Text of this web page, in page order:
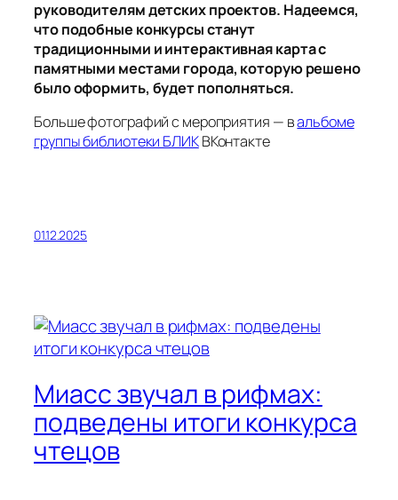
руководителям детских проектов. Надеемся,
что подобные конкурсы станут
традиционными и интерактивная карта с
памятными местами города, которую решено
было оформить, будет пополняться.
Больше фотографий с мероприятия — вальбоме
группы библиотеки БЛИКВКонтакте
01.12.2025
Миасс звучал в рифмах:
подведены итоги конкурса
чтецов